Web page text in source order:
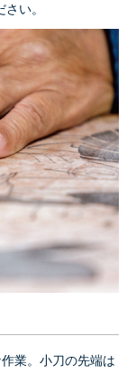
さい。
業。小刀の先端は